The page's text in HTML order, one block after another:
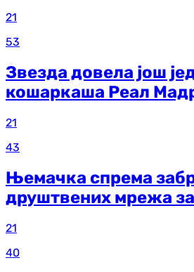
21
53
Звезда довела још
кошаркаша Реал
21
43
Њемачка спрема
друштвених мрежа
21
40